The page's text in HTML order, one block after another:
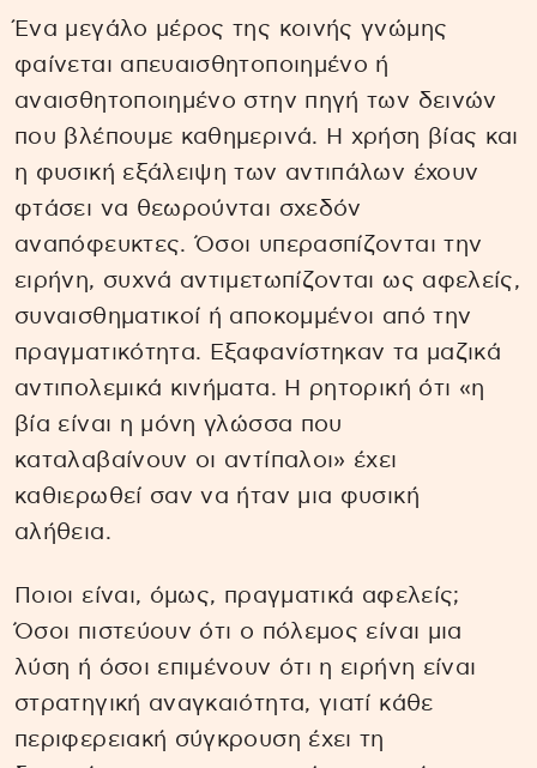
Ένα μεγάλο μέρος της κοινής γνώμης
φαίνεται απευαισθητοποιημένο ή
αναισθητοποιημένο στην πηγή των δεινών
που βλέπουμε καθημερινά. Η χρήση βίας και
η φυσική εξάλειψη των αντιπάλων έχουν
φτάσει να θεωρούνται σχεδόν
αναπόφευκτες. Όσοι υπερασπίζονται την
ειρήνη, συχνά αντιμετωπίζονται ως αφελείς,
συναισθηματικοί ή αποκομμένοι από την
πραγματικότητα. Εξαφανίστηκαν τα μαζικά
αντιπολεμικά κινήματα. Η ρητορική ότι «η
βία είναι η μόνη γλώσσα που
καταλαβαίνουν οι αντίπαλοι» έχει
καθιερωθεί σαν να ήταν μια φυσική
αλήθεια.
Ποιοι είναι, όμως, πραγματικά αφελείς;
Όσοι πιστεύουν ότι ο πόλεμος είναι μια
λύση ή όσοι επιμένουν ότι η ειρήνη είναι
στρατηγική αναγκαιότητα, γιατί κάθε
περιφερειακή σύγκρουση έχει τη